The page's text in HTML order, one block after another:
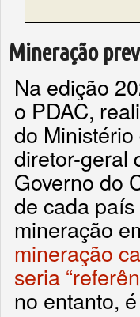
Mineração
Na edição
o PDAC,
do
diretor-geral
Governo do
de cada
mineração
mineração
seria
no entanto,